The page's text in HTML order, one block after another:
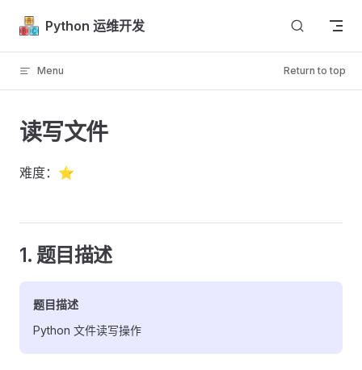
Skip to content
Python 运维开发
Menu Return to top
读写文件
难度：⭐
1. 题目描述
题目描述
Python 文件读写操作